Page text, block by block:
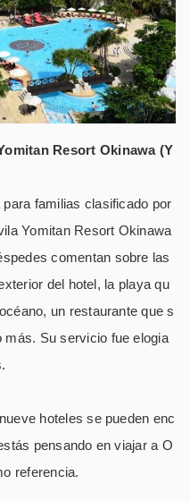
Resort Okinawa (Y
familias clasificado por
Yomitan Resort Okinawa
comentan sobre las
del hotel, la playa qu
un restaurante que s
más. Su servicio fue elogia
hoteles se pueden enc
pensando en viajar a O
referencia.